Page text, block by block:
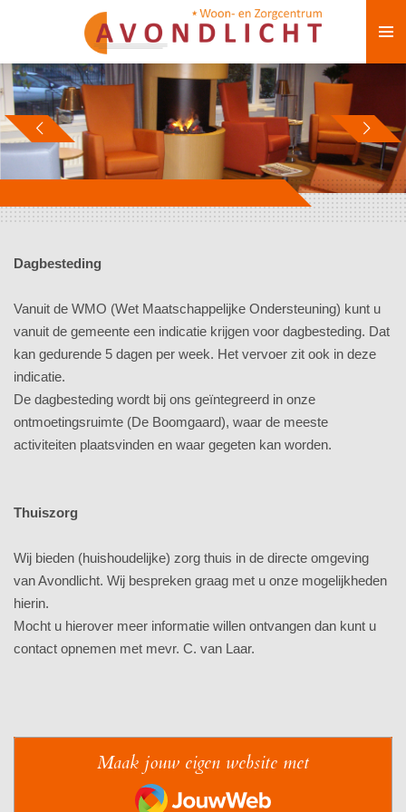
naar
de
hoofdinhoud
Dagbesteding
Vanuit de WMO (Wet Maatschappelijke Ondersteuning) kunt u
vanuit de gemeente een indicatie krijgen voor dagbesteding. Dat
kan gedurende 5 dagen per week. Het vervoer zit ook in deze
indicatie.
De dagbesteding wordt bij ons geïntegreerd in onze
ontmoetingsruimte (De Boomgaard), waar de meeste
activiteiten plaatsvinden en waar gegeten kan worden.
Thuiszorg
Wij bieden (huishoudelijke) zorg thuis in de directe omgeving
van Avondlicht. Wij bespreken graag met u onze mogelijkheden
hierin.
Mocht u hierover meer informatie willen ontvangen dan kunt u
contact opnemen met mevr. C. van Laar.
Maak jouw eigen website met
JouwWeb